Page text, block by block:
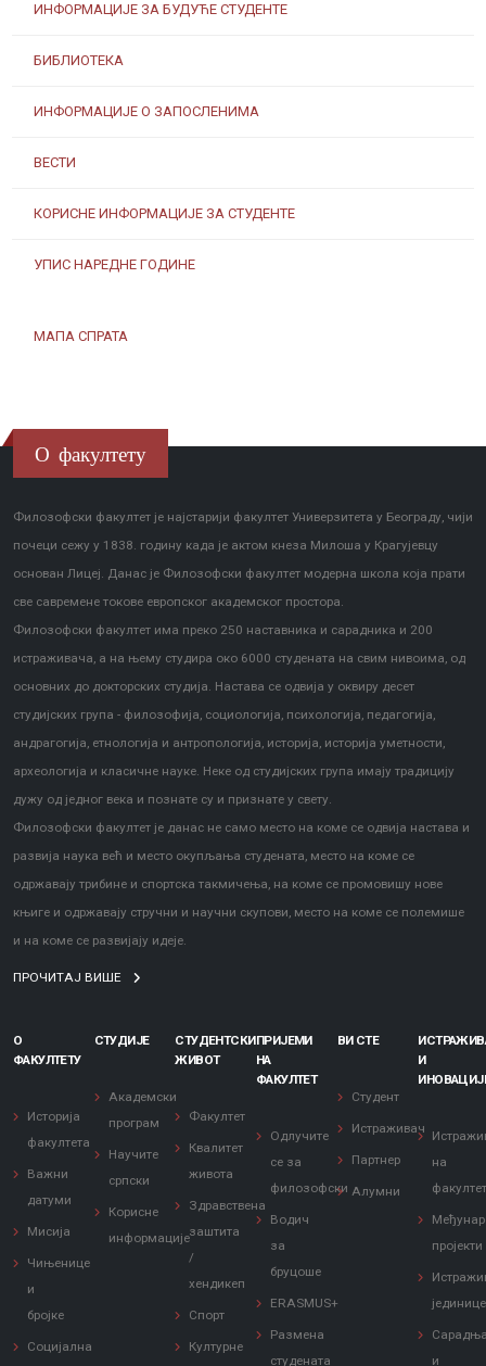
ИНФОРМАЦИЈЕ ЗА БУДУЋЕ СТУДЕНТЕ
БИБЛИОТЕКА
ИНФОРМАЦИЈЕ О ЗАПОСЛЕНИМА
ВЕСТИ
КОРИСНЕ ИНФОРМАЦИЈЕ ЗА СТУДЕНТЕ
УПИС НАРЕДНЕ ГОДИНЕ
МАПА СПРАТА
О факултету
Филозофски факултет је најстарији факултет Универзитета у Београду, чији
почеци сежу у 1838. годину када је актом кнеза Милоша у Крагујевцу
основан Лицеј. Данас је Филозофски факултет модерна школа која прати
све савремене токове европског академског простора.
Филозофски факултет има преко 250 наставника и сарадника и 200
истраживача, а на њему студира око 6000 студената на свим нивоима, од
основних до докторских студија. Настава се одвија у оквиру десет
студијских група - филозофија, социологија, психологија, педагогија,
андрагогија, етнологија и антропологија, историја, историја уметности,
археологија и класичне науке. Неке од студијских група имају традицију
дужу од једног века и познате су и признате у свету.
Филозофски факултет је данас не само место на коме се одвија настава и
развија наука већ и место окупљања студената, место на коме се
одржавају трибине и спортска такмичења, на коме се промовишу нове
књиге и одржавају стручни и научни скупови, место на коме се полемише
и на коме се развијају идеје.
ПРОЧИТАЈ ВИШЕ
О
ФАКУЛТЕТУ
Историја
факултета
Важни
датуми
Мисија
Чињенице
и
бројке
Социјална
СТУДИЈЕ
Академски
програм
Научите
српски
Корисне
информације
СТУДЕНТСКИ
ЖИВОТ
Факултет
Квалитет
живота
Здравствена
заштита
/
хендикеп
Спорт
Културне
ПРИЈЕМИ
НА
ФАКУЛТЕТ
Одлучите
се за
филозофски
Водич
за
бруцоше
ERASMUS+
Размена
студената
ВИ СТЕ
Студент
Истраживач
Партнер
Алумни
И
на
пројекти
јединице
и